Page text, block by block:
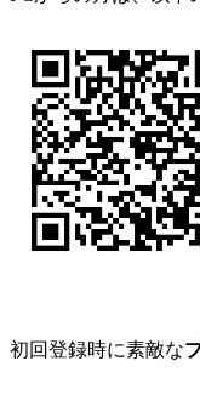
初回登録時に素敵な